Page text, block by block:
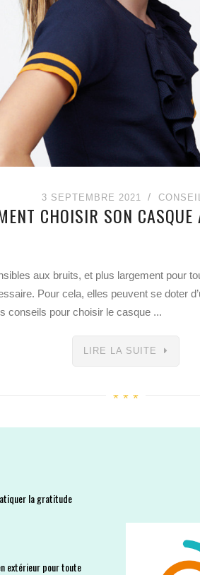
3 SEPTEMBRE 2021
CHOISIR SON
aux bruits, et plus largement pour
Pour cela, elles peuvent se doter
conseils pour choisir le casque ...
LIRE LA SUITE
la gratitude
extérieur pour toute